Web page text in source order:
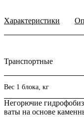
Характеристики
Транспортные
Вес 1 блока, кг
Негорючие
ваты на основе